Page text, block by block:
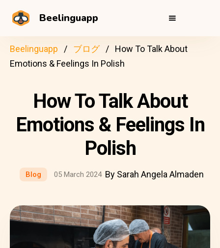
Beelinguapp
Beelinguapp ブログ
How To Talk About
Emotions & Feelings In Polish
How To Talk About
Emotions & Feelings In
Polish
Blog 05 March 2024 By Sarah Angela Almaden